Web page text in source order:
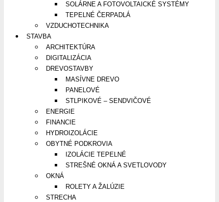
SOLÁRNE A FOTOVOLTAICKÉ SYSTÉMY
TEPELNÉ ČERPADLÁ
VZDUCHOTECHNIKA
STAVBA
ARCHITEKTÚRA
DIGITALIZÁCIA
DREVOSTAVBY
MASÍVNE DREVO
PANELOVÉ
STLPIKOVÉ – SENDVIČOVÉ
ENERGIE
FINANCIE
HYDROIZOLÁCIE
OBYTNÉ PODKROVIA
IZOLÁCIE TEPELNÉ
STREŠNÉ OKNÁ A SVETLOVODY
OKNÁ
ROLETY A ŽALÚZIE
STRECHA